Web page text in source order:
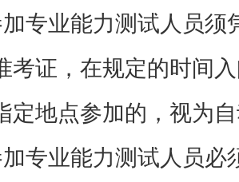
业能力测试人员须
考证，在规定的时间
定地点参加的，视为
业能力测试人员必